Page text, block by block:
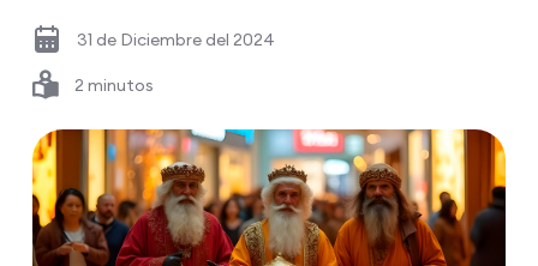
31 de Diciembre del 2024
2 minutos